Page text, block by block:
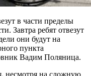
в части пределы
Завтра ребят отвезут
они будут на
пункта
Вадим Поляница.
несмотря на сложную